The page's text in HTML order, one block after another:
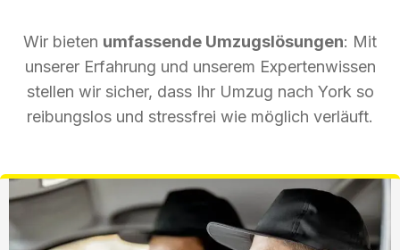
Wir bieten umfassende Umzugslösungen: Mit
unserer Erfahrung und unserem Expertenwissen
stellen wir sicher, dass Ihr Umzug nach York so
reibungslos und stressfrei wie möglich verläuft.